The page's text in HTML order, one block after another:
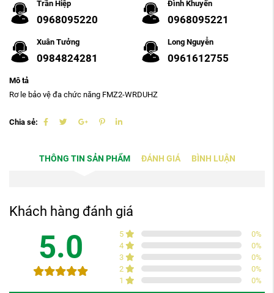
Trần Hiệp
0968095220
Đình Khuyến
0968095221
Xuân Tưởng
0984824281
Long Nguyễn
0961612755
Mô tả
Rơ le bảo vệ đa chức năng FMZ2-WRDUHZ
Chia sẻ:
THÔNG TIN SẢN PHẨM ĐÁNH GIÁ BÌNH LUẬN
Khách hàng đánh giá
5.0 5 0%
4
0%
3
0%
2
0%
1
0%